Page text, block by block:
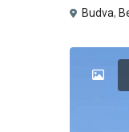
Budva,